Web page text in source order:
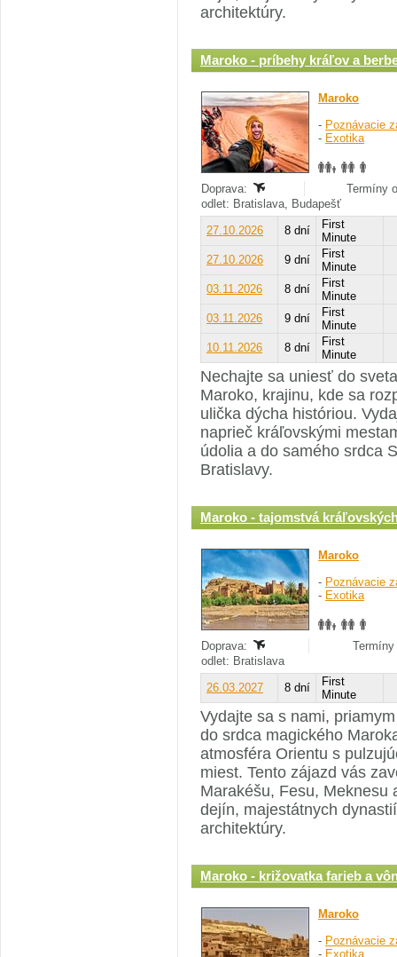
architektúry.
Maroko - príbehy kráľov a
Maroko
- Poznávacie
- Exotika
Doprava:
Termíny
odlet: Bratislava, Budapešť
27.10.2026
8 dní
First
Minute
27.10.2026
9 dní
First
Minute
03.11.2026
8 dní
First
Minute
03.11.2026
9 dní
First
Minute
10.11.2026
8 dní
First
Minute
Nechajte sa uniesť do
Maroko, krajinu, kde sa
ulička dýcha históriou.
naprieč kráľovskými
údolia a do samého srdca
Bratislavy.
Maroko - tajomstvá
Maroko
- Poznávacie
- Exotika
Doprava:
odlet: Bratislava
26.03.2027
8 dní
First
Minute
Vydajte sa s nami,
do srdca magického
atmosféra Orientu s
miest. Tento zájazd vás
Marakéšu, Fesu, Meknesu
dejín, majestátnych
architektúry.
Maroko - križovatka farieb a
Maroko
- Poznávacie
- Exotika